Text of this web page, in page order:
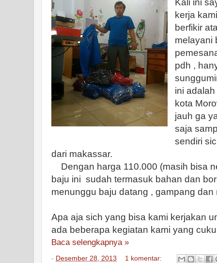
kerja
berfikir
melayani
pdh ,
ini
kota
jauh ga
saja
sendiri
dari makassar.
Dengan harga 110.000 (masih bisa
baju ini sudah termasuk bahan dan
menunggu baju datang , gampang dan
Apa aja sich yang bisa kami kerjakan
ada beberapa kegiatan kami yang
Baca selengkapnya »
- Desember 28, 2013 1 komentar: